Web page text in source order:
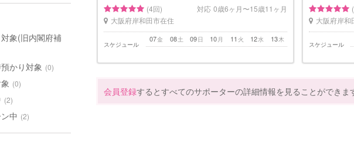
象(旧内閣府補
かり対象 (0)
(0)
(2)
中 (2)
(4回) 対応 0歳6ヶ月〜15歳11ヶ月
大阪府岸和田市在住
スケジュール
金
07 土
08 日
09 月
10 火
11 水
12 木
13
大阪府岸和
スケジュール
会員登録するとすべてのサポーターの詳細情報を見ることができま